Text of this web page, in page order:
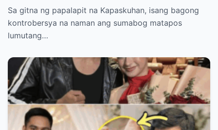
Papalapit ang Posibleng Warrant of Arrest
Sa gitna ng papalapit na Kapaskuhan, isang bagong
kontrobersya na naman ang sumabog matapos
lumutang…